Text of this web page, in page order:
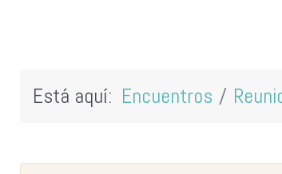
Está aquí: Encuentros